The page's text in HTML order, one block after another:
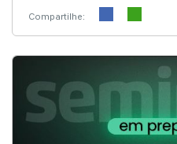
Compartilhe: